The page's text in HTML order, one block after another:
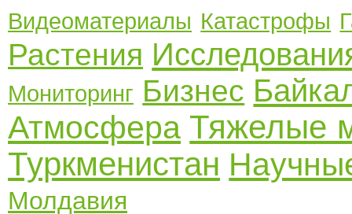
Видеоматериалы Катастрофы
Растения
Мониторинг Бизнес
Атмосфера Тяжелые
Туркменистан
Молдавия